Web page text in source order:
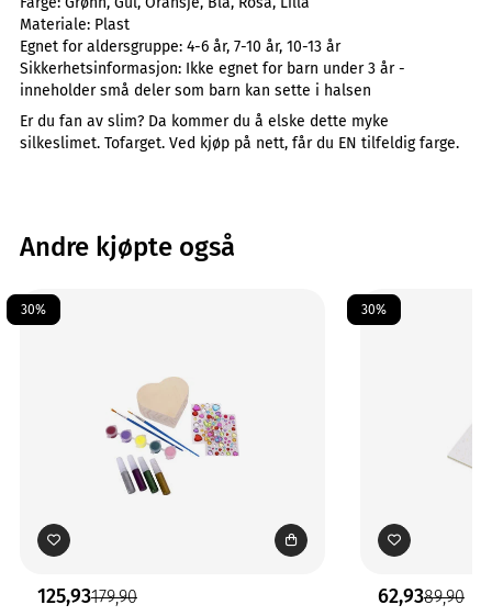
Materiale: Plast
Egnet for aldersgruppe: 4-6 år, 7-10 år, 10-13 år
Sikkerhetsinformasjon: Ikke egnet for barn under 3 år -
inneholder små deler som barn kan sette i halsen
Er du fan av slim? Da kommer du å elske dette myke
silkeslimet. Tofarget. Ved kjøp på nett, får du EN tilfeldig farge.
Andre kjøpte også
30%
125,93179,90
30%
62,9389,90